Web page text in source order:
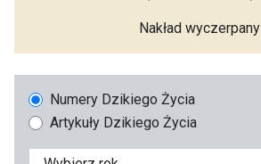
Nakład wyczerpany
Numery Dzikiego Życia
Artykuły Dzikiego Życia